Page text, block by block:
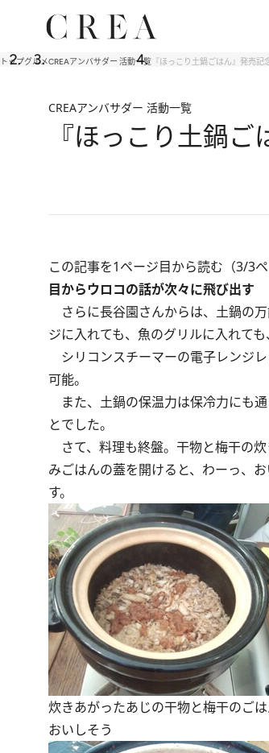
トップグルメCREAアンバサダー 活動一覧 『ほっこり土鍋ごはん』発売
CREAアンバサダー 活動一覧
『ほっこり土鍋
この記事を1ページ目から読む（3/3ペ
目からウロコの話が次々に飛び出す
さらに長谷園さんからは、土鍋の
ジに入れても、魚のグリルに入れて
シリコンスチーマーの電子レンジ
可能。
また、土鍋の保温力は保冷力にも
とでした。
さて、料理も終盤。干物と梅干の
みごはんの蓋を開けると、わーっ、
す。
炊きあがったあじの干物と梅干のご
おいしそう